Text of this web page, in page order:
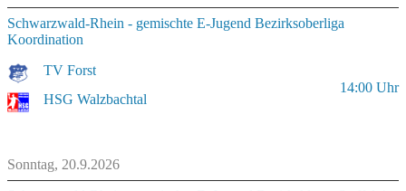
Schwarzwald-Rhein - gemischte E-Jugend Bezirksoberliga
Koordination
TV Forst
HSG Walzbachtal
14:00 Uhr
Sonntag, 20.9.2026